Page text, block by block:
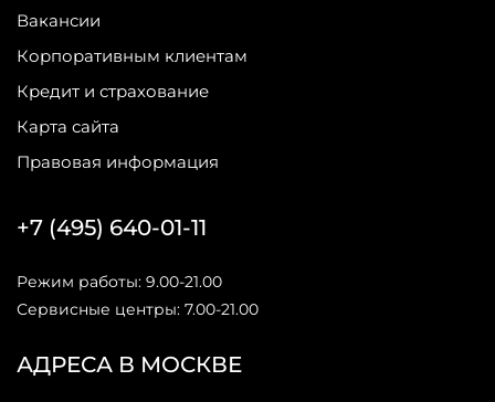
Вакансии
Корпоративным клиентам
Кредит и страхование
Карта сайта
Правовая информация
АДРЕСА В МОСКВЕ
+7 (495) 640-01-11
Режим работы: 9.00-21.00
Сервисные центры: 7.00-21.00